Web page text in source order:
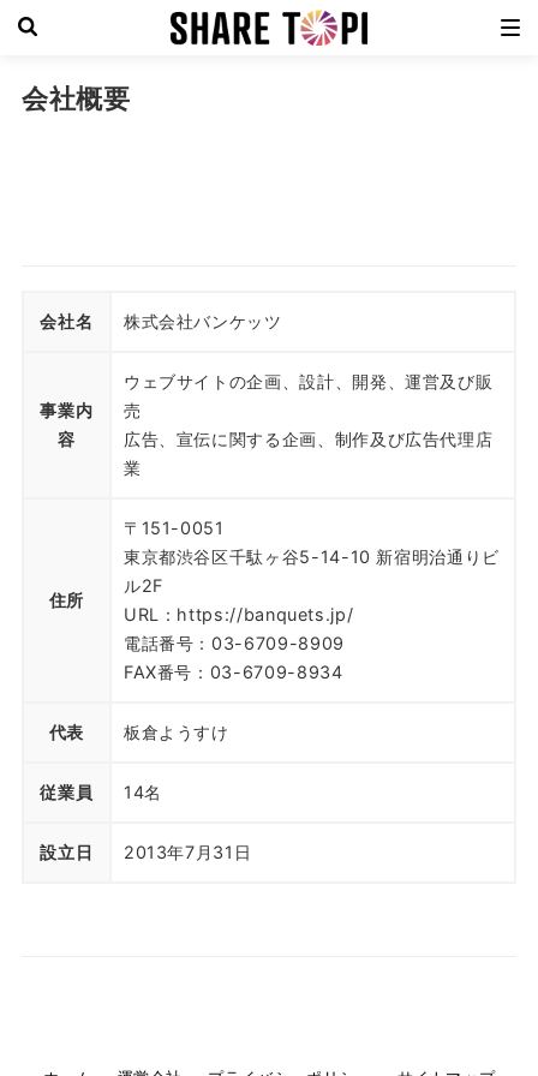
会社概要
会社名 株式会社バンケッツ
事業内
容
ウェブサイトの企画、設計、開発、運営及び販
売
広告、宣伝に関する企画、制作及び広告代理店
業
住所
〒151-0051
東京都渋谷区千駄ヶ谷5-14-10 新宿明治通りビ
ル2F
URL：https://banquets.jp/
電話番号：03-6709-8909
FAX番号：03-6709-8934
代表 板倉ようすけ
従業員 14名
設立日 2013年7月31日